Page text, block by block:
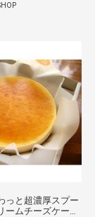
っと超濃厚スプー
ームチーズケーキ